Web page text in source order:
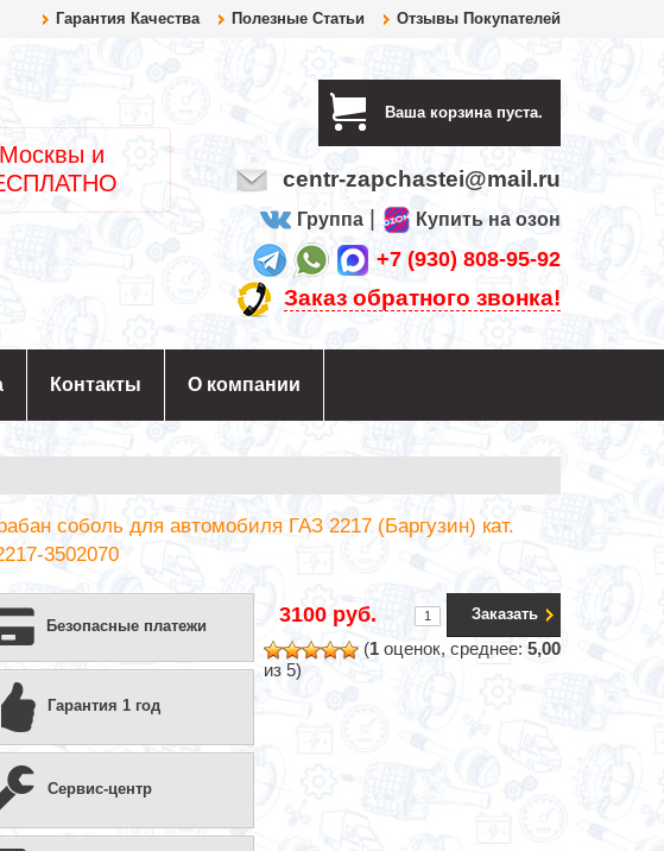
Гарантия Качества Полезные Статьи Отзывы Покупателей
и
Ваша корзина пуста.
centr-zapchastei@mail.ru
Группа Купить на озон
+7 (930) 808-95-92
Заказ обратного звонка!
Контакты О компании
соболь для автомобиля ГАЗ 2217 (Баргузин) кат.
3502070
3100 руб. Заказать
(1 оценок, среднее: 5,00
из 5)
Безопасные платежи
Гарантия 1 год
Сервис-центр